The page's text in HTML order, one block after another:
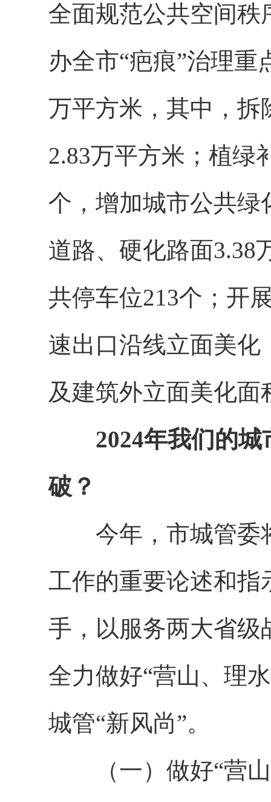
全面规范公共空间
办全市“疤痕”治理重
万平方米，其中，拆
2.83万平方米；植绿
个，增加城市公共绿
道路、硬化路面3.38
共停车位213个；开
速出口沿线立面美化
及建筑外立面美化面
2024年我们的
破？
今年，市城管委
工作的重要论述和指
手，以服务两大省级
全力做好“营山、理
城管“新风尚”。
（一）做好“营山